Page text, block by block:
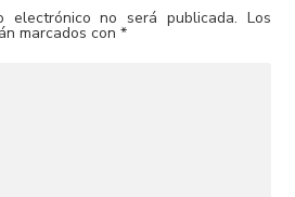
electrónico no será publicada. Los
marcados con*